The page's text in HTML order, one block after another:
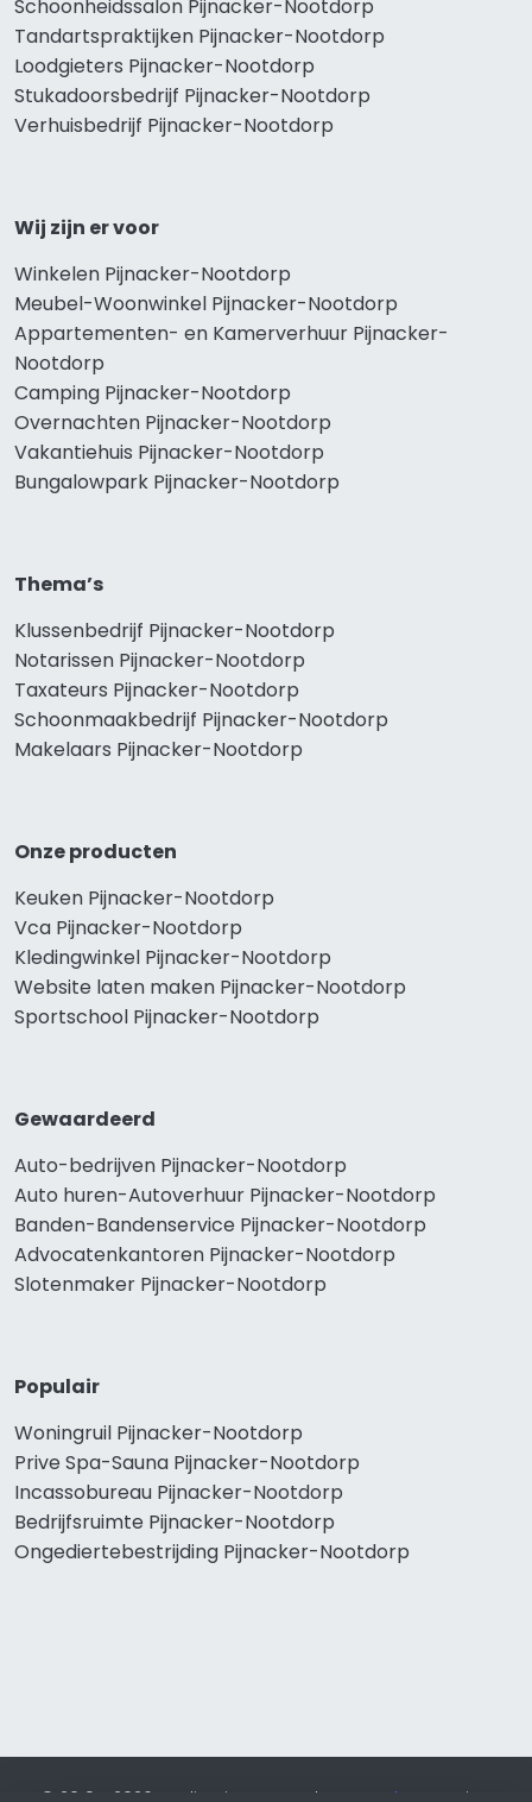
Schoonheidssalon Pijnacker-Nootdorp
Tandartspraktijken Pijnacker-Nootdorp
Loodgieters Pijnacker-Nootdorp
Stukadoorsbedrijf Pijnacker-Nootdorp
Verhuisbedrijf Pijnacker-Nootdorp
Wij zijn er voor
Winkelen Pijnacker-Nootdorp
Meubel-Woonwinkel Pijnacker-Nootdorp
Appartementen- en Kamerverhuur Pijnacker-
Nootdorp
Camping Pijnacker-Nootdorp
Overnachten Pijnacker-Nootdorp
Vakantiehuis Pijnacker-Nootdorp
Bungalowpark Pijnacker-Nootdorp
Thema’s
Klussenbedrijf Pijnacker-Nootdorp
Notarissen Pijnacker-Nootdorp
Taxateurs Pijnacker-Nootdorp
Schoonmaakbedrijf Pijnacker-Nootdorp
Makelaars Pijnacker-Nootdorp
Onze producten
Keuken Pijnacker-Nootdorp
Vca Pijnacker-Nootdorp
Kledingwinkel Pijnacker-Nootdorp
Website laten maken Pijnacker-Nootdorp
Sportschool Pijnacker-Nootdorp
Gewaardeerd
Auto-bedrijven Pijnacker-Nootdorp
Auto huren-Autoverhuur Pijnacker-Nootdorp
Banden-Bandenservice Pijnacker-Nootdorp
Advocatenkantoren Pijnacker-Nootdorp
Slotenmaker Pijnacker-Nootdorp
Populair
Woningruil Pijnacker-Nootdorp
Prive Spa-Sauna Pijnacker-Nootdorp
Incassobureau Pijnacker-Nootdorp
Bedrijfsruimte Pijnacker-Nootdorp
Ongediertebestrijding Pijnacker-Nootdorp